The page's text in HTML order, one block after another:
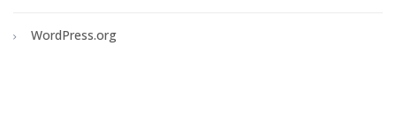
WordPress.org